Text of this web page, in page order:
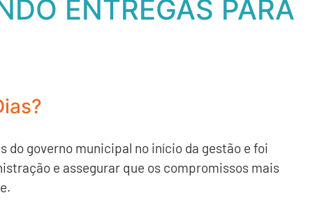
ENTREGAS PARA
do governo municipal no início da gestão e foi
e assegurar que os compromissos mais